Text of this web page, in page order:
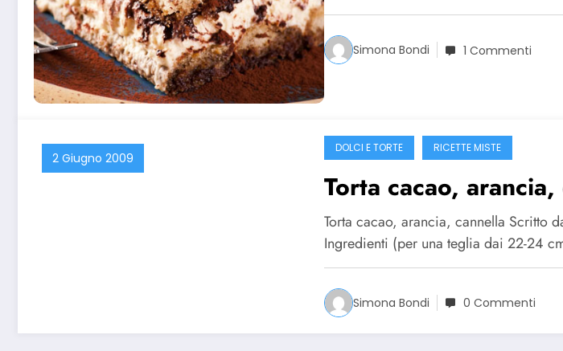
Simona Bondi 1 Commenti
2 Giugno 2009
DOLCI E TORTE RICETTE MISTE
Torta cacao,
Torta cacao, arancia, cannella Scritto
Ingredienti (per una teglia dai 22-24
Simona Bondi 0 Commenti